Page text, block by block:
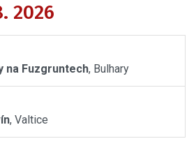
2026
na Fuzgruntech, Bulhary
, Valtice